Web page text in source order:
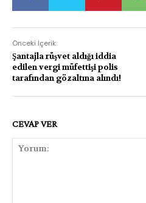
Önceki İçerik
Şantajla rüşvet aldığı iddia
edilen vergi müfettişi polis
tarafından gözaltına alındı!
CEVAP VER